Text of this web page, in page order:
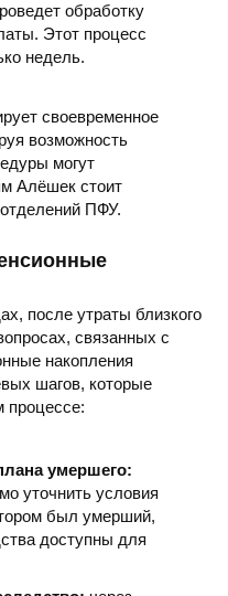
обработку
Этот процесс
недель.
своевременное
возможность
могут
Алёшек стоит
ПФУ.
после утраты близкого
связанных с
накопления
шагов, которые
процессе:
умершего:
уточнить условия
был умерший,
доступны для